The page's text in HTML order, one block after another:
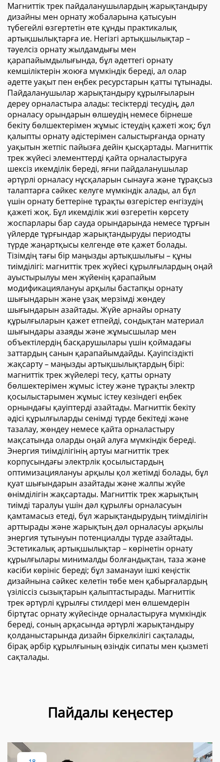
Магниттік трек пайдаланушылардың жарықтандыру
дизайны мен орнату жобаларына қатысуын
түбегейлі өзгертетін өте құнды практикалық
артықшылықтарға ие. Негізгі артықшылықтар –
тәуелсіз орнату жылдамдығы мен
қарапайымдылығында, бұл әдеттегі орнату
кемшіліктерін жоюға мүмкіндік береді, ал олар
әдетте уақыт пен еңбек ресурстарын қатты тұтынады.
Пайдаланушылар жарықтандыру құрылғыларын
дереу орналастыра алады: тесіктерді тесудің, дәл
орналасу орындарын өлшеудің немесе бірнеше
бекіту бөлшектерімен жұмыс істеудің қажеті жоқ; бұл
қалыпты орнату әдістерімен салыстырғанда орнату
уақытын жетпіс пайызға дейін қысқартады. Магниттік
трек жүйесі элементтерді қайта орналастыруға
шексіз икемділік береді, яғни пайдаланушылар
әртүрлі орналасу нұсқаларын сынауға және тұрақсыз
талаптарға сәйкес келуге мүмкіндік алады, ал бұл
үшін орнату беттеріне тұрақты өзгерістер енгізудің
қажеті жоқ. Бұл икемділік жиі өзгеретін көрсету
жоспарлары бар сауда орындарында немесе тұрғын
үйлерде тұрғындар жарықтандыруды периодты
түрде жаңартқысы келгенде өте қажет болады.
Тізімдің тағы бір маңызды артықшылығы – құны
тиімділігі: магниттік трек жүйесі құрылғылардың оңай
ауыстырылуы мен жүйенің қарапайым
модификациялануы арқылы бастапқы орнату
шығындарын және ұзақ мерзімді жөндеу
шығындарын азайтады. Жүйе арнайы орнату
құрылғыларын қажет етпейді, сондықтан материал
шығындары азаяды және жұмысшылар мен
объектілердің басқарушылары үшін қоймадағы
заттардың санын қарапайымдайды. Қауіпсіздікті
жақсарту – маңызды артықшылықтардың бірі:
магниттік трек жүйелері тесу, қатты орнату
бөлшектерімен жұмыс істеу және тұрақты электр
қосылыстарымен жұмыс істеу кезіндегі еңбек
орнындағы қауіптерді азайтады. Магниттік бекіту
әдісі құрылғыларды сенімді түрде бекітеді және
тазалау, жөндеу немесе қайта орналастыру
мақсатында оларды оңай алуға мүмкіндік береді.
Энергия тиімділігінің артуы магниттік трек
корпусындағы электрлік қосылыстардың
оптимизациялануы арқылы қол жетімді болады, бұл
қуат шығындарын азайтады және жалпы жүйе
өнімділігін жақсартады. Магниттік трек жарықтың
тиімді таралуы үшін дәл құрылғы орналасуын
қамтамасыз етеді, бұл жарықтандырудың тиімділігін
арттырады және жарықтың дәл орналасуы арқылы
энергия тұтынуын потенциалды түрде азайтады.
Эстетикалық артықшылықтар – көрінетін орнату
құрылғылары минималды болғандықтан, таза және
кәсіби көрініс береді; бұл заманауи ішкі кеңістік
дизайнына сәйкес келетін төбе мен қабырғалардың
үзіліссіз сызықтарын қалыптастырады. Магниттік
трек әртүрлі құрылғы стилдері мен өлшемдерін
біртұтас орнату жүйесінде орналастыруға мүмкіндік
береді, соның арқасында әртүрлі жарықтандыру
қолданыстарында дизайн біркелкілігі сақталады,
бірақ әрбір құрылғының өзіндік сипаты мен қызметі
сақталады.
Пайдалы кеңестер